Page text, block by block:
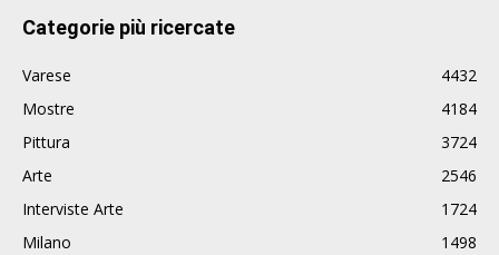
Categorie più ricercate
Varese
4432
Mostre
4184
Pittura
3724
Arte
2546
Interviste Arte
1724
Milano
1498